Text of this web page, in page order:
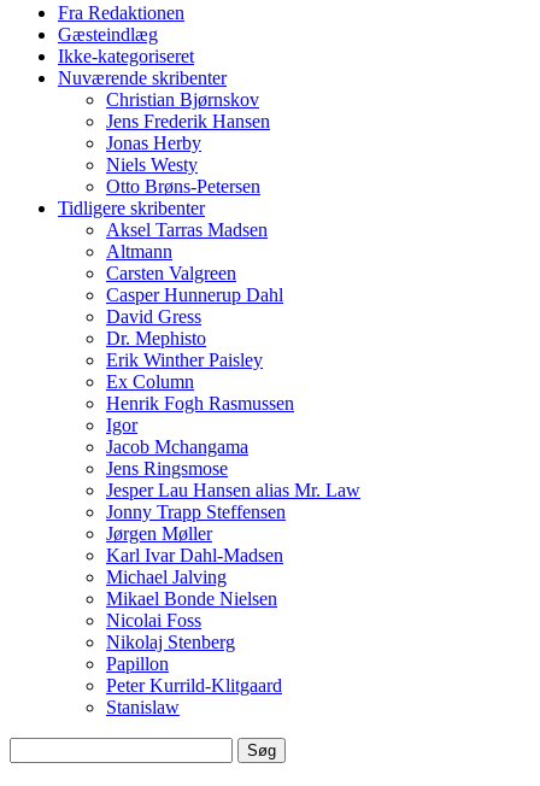
Fra Redaktionen
Gæsteindlæg
Ikke-kategoriseret
Nuværende skribenter
Christian Bjørnskov
Jens Frederik Hansen
Jonas Herby
Niels Westy
Otto Brøns-Petersen
Tidligere skribenter
Aksel Tarras Madsen
Altmann
Carsten Valgreen
Casper Hunnerup Dahl
David Gress
Dr. Mephisto
Erik Winther Paisley
Ex Column
Henrik Fogh Rasmussen
Igor
Jacob Mchangama
Jens Ringsmose
Jesper Lau Hansen alias Mr. Law
Jonny Trapp Steffensen
Jørgen Møller
Karl Ivar Dahl-Madsen
Michael Jalving
Mikael Bonde Nielsen
Nicolai Foss
Nikolaj Stenberg
Papillon
Peter Kurrild-Klitgaard
Stanislaw
efter: